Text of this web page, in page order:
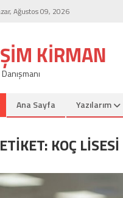
Ağustos 09, 2026
KIRMAN
Ana Sayfa Yazılarım
ETIKET: KOÇ LISESI